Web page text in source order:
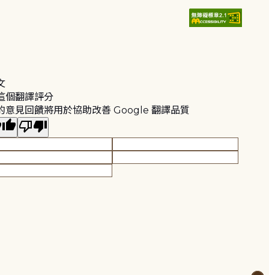
個翻譯評分
意見回饋將用於協助改善 Google 翻譯品質